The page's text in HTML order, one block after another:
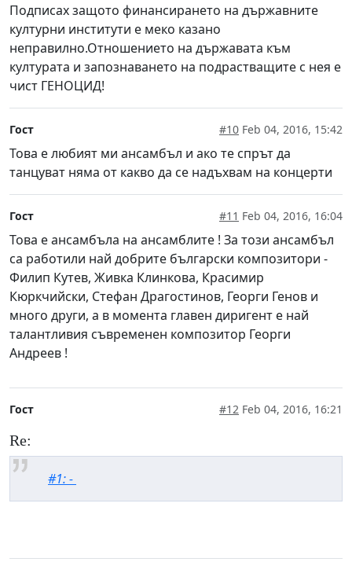
Подписах защото финансирането на държавните
културни институти е меко казано
неправилно.Отношението на държавата към
културата и запознаването на подрастващите с нея е
чист ГЕНОЦИД!
Гост #10 Feb 04, 2016, 15:42
Това е любият ми ансамбъл и ако те спрът да
танцуват няма от какво да се надъхвам на концерти
Гост #11 Feb 04, 2016, 16:04
Това е ансамбъла на ансамблите ! За този ансамбъл
са работили най добрите български композитори -
Филип Кутев, Живка Клинкова, Красимир
Кюркчийски, Стефан Драгостинов, Георги Генов и
много други, а в момента главен диригент е най
талантливия съвременен композитор Георги
Андреев !
Гост #12 Feb 04, 2016, 16:21
Re:
#1: -